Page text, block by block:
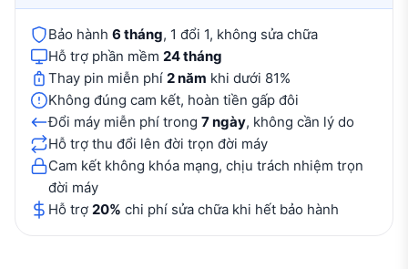
Bảo hành 6 tháng, 1 đổi 1, không sửa chữa
Hỗ trợ phần mềm 24 tháng
Thay pin miễn phí 2 năm khi dưới 81%
Không đúng cam kết, hoàn tiền gấp đôi
Đổi máy miễn phí trong 7 ngày, không cần lý do
Hỗ trợ thu đổi lên đời trọn đời máy
Cam kết không khóa mạng, chịu trách nhiệm trọn
đời máy
Hỗ trợ 20% chi phí sửa chữa khi hết bảo hành